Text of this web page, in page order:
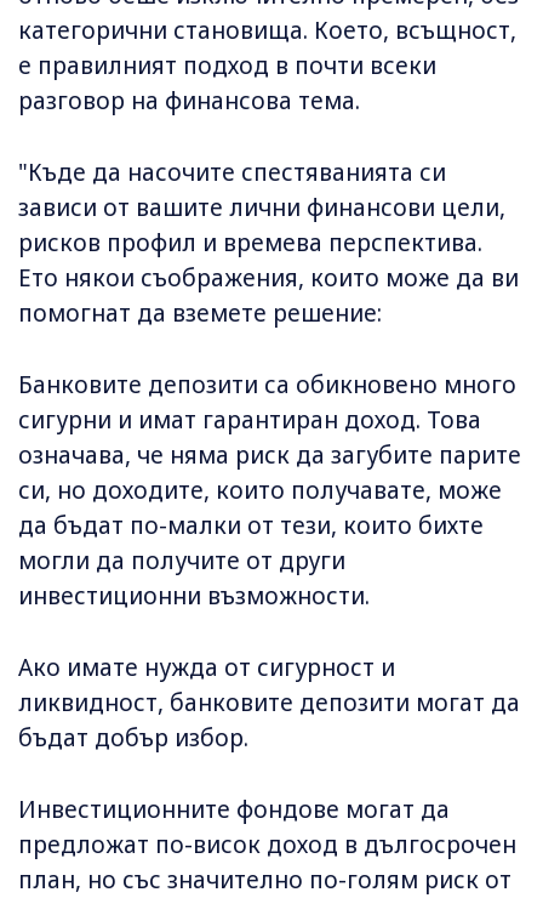
категорични становища. Което, всъщност,
е правилният подход в почти всеки
разговор на финансова тема.
"Къде да насочите спестяванията си
зависи от вашите лични финансови цели,
рисков профил и времева перспектива.
Ето някои съображения, които може да ви
помогнат да вземете решение:
Банковите депозити са обикновено много
сигурни и имат гарантиран доход. Това
означава, че няма риск да загубите парите
си, но доходите, които получавате, може
да бъдат по-малки от тези, които бихте
могли да получите от други
инвестиционни възможности.
Ако имате нужда от сигурност и
ликвидност, банковите депозити могат да
бъдат добър избор.
Инвестиционните фондове могат да
предложат по-висок доход в дългосрочен
план, но със значително по-голям риск от